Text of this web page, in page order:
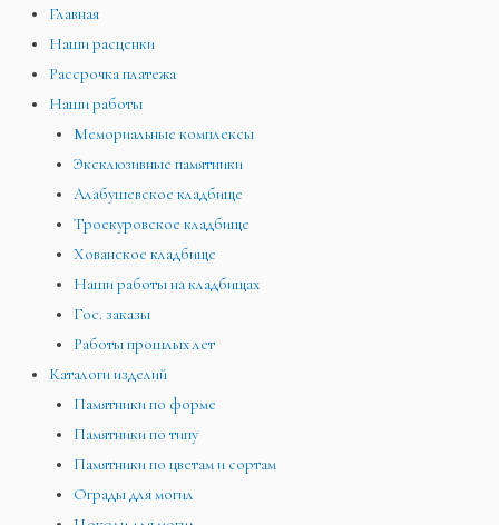
Главная
Наши расценки
Рассрочка платежа
Наши работы
Мемориальные комплексы
Эксклюзивные памятники
Алабушевское кладбище
Троекуровское кладбище
Хованское кладбище
Наши работы на кладбищах
Гос. заказы
Работы прошлых лет
Каталоги изделий
Памятники по форме
Памятники по типу
Памятники по цветам и сортам
Ограды для могил